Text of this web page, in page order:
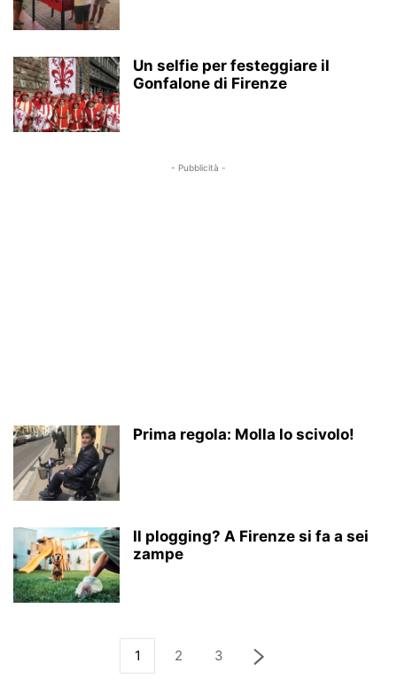
Un selfie per festeggiare il
Gonfalone di Firenze
- Pubblicità -
Prima regola: Molla lo scivolo!
Il plogging? A Firenze si fa a sei
zampe
1 2 3